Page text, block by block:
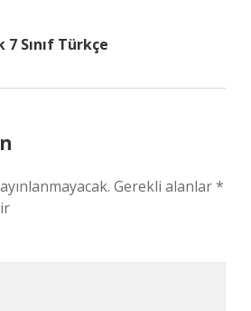
Sınıf Türkçe
Gerekli alanlar*